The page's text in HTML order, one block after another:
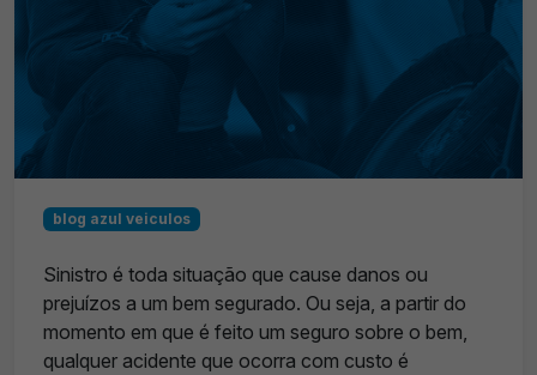
blog azul veiculos
Sinistro é toda situação que cause danos ou
prejuízos a um bem segurado. Ou seja, a partir do
momento em que é feito um seguro sobre o bem,
qualquer acidente que ocorra com custo é